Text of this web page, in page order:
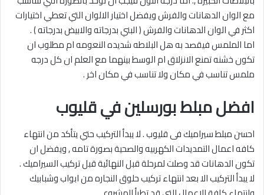
مع الوان الدهانات والفرش ويفضل اختيار الالوان التي تعطي اختيارات
اكثر في الوان الدهانات والفرش ( البني بدرجاته والابيض بدرجاته ) .
اما الملمس فيقصد به هل البلاطه شديده النعومه ام مطلوب ان
تكون خشنه تمنع الانزلاق ام الوسط بينهما مع العلم ان كل درجه
ملمس تناسب في مكان ولا تناسب في مكان اخر .
افضل مبلط بورسلين في قليوب
احسن مبلط سيراميك فى قليوب . لا يبدأ التركيب حتي يتأكد من انتهاء
كافه اعمال التمديدات الكهربيه والصحية بصورة تامه , ويفضل ان
تكون الدهانات قد وصلت لمرحلة قبل النهائية قبل تركيب السيراميك .
لا يبدأ التركيب الا بعد انتهاء تركيب حلوق النجاره من ابواب وشبابيك